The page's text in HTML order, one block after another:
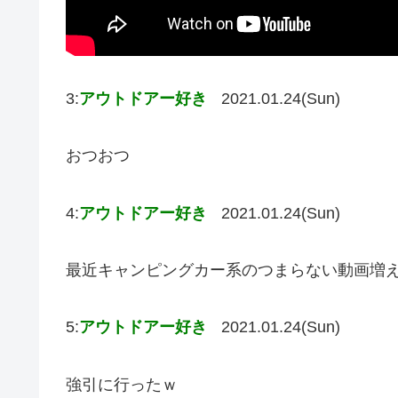
3:アウトドアー好き 2021.01.24(Sun)
おつおつ
4:アウトドアー好き 2021.01.24(Sun)
最近キャンピングカー系のつまらない動画増
5:アウトドアー好き 2021.01.24(Sun)
強引に行ったｗ